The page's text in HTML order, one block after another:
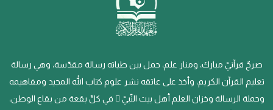
صرحٌ قرآنيّ مبارك، ومنار علم، حمل بين طياته رسالة مقدّسة، وهي رسالة
تعليم القرآن الكريم، وأخذ على عاتقه نشر علوم كتاب الله المجيد ومفاهيمه
وحملة الرسالة وخزان العلم أهل بيت النّبيّ  في كلِّ بقعة من بقاع الوطن،